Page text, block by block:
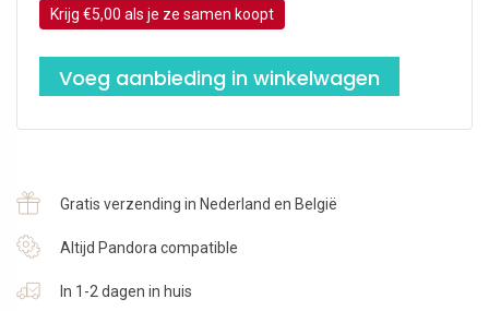
Krijg €5,00 als je ze samen koopt
Voeg aanbieding in winkelwagen
Gratis verzending in Nederland en België
Altijd Pandora compatible
In 1-2 dagen in huis